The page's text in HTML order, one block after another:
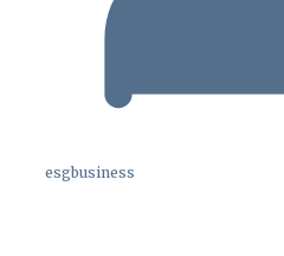
esgbusiness